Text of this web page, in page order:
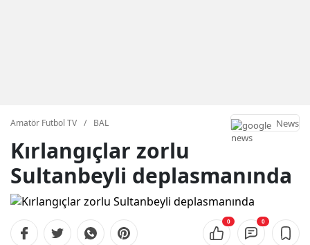
Amatör Futbol TV / BAL News
Kırlangıçlar zorlu
Sultanbeyli deplasmanında
0 0